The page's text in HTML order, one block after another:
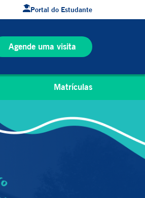
Portal do Estudante
Agende uma visita
Matrículas